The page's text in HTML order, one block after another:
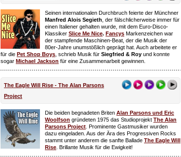
Seinen internationalen Durchbruch feierte der Münchner
Manfred Alois Segieth , der fälschlicherweise immer für
einen Italiener gehalten wurde, mit dem Euro-Disco-
Klassiker Slice Me Nice. Fancys Markenzeichen war
der stampfende Maschinen-Beat, der die Musik der
80er-Jahre unumstößlich geprägt hat. Auch arbeitete er
für die Pet Shop Boys , schrieb Musik für Siegfried & Roy und konnte
sogar Michael Jackson für eine Zusammenarbeit gewinnen.
The Eagle Will Rise - The Alan Parsons
Project
Die beiden begnadeten Briten Alan Parsons und Eric
Woolfson gründeten 1975 das Studioprojekt The Alan
Parsons Project . Prominente Gastmusiker wurden
dazu eingeladen. Aus der Ära des Progressiven Rocks
stammt unter anderem die sanfte Ballade The Eagle Will
Rise . Brillante Musik für die Ewigkeit!